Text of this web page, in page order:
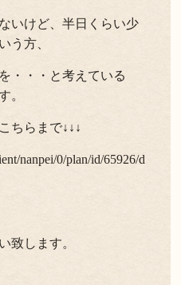
いけど、半日くらい少
う方、
・・・と考えている
。
ちらまで↓↓↓
nanpei/0/plan/id/65926/d
致します。